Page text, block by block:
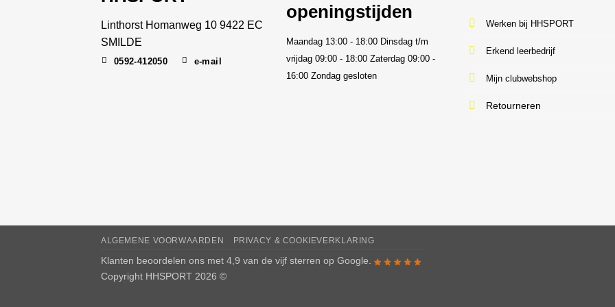
Linthorst Homanweg 10 9422 EC
SMILDE
0592-412050 e-mail
openingstijden
Maandag 13:00 - 18:00 Dinsdag t/m
vrijdag 09:00 - 18:00 Zaterdag 09:00 -
16:00 Zondag gesloten
Werken bij HHSPORT
Erkend leerbedrijf
Mijn clubwebshop
Retourneren
ALGEMENE VOORWAARDEN PRIVACY & COOKIEVERKLARING
Klanten beoordelen ons met 4,9 van de vijf sterren op Google
Copyright HHSPORT 2026 ©